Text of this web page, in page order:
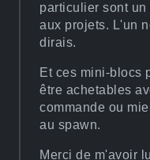
particulier sont
aux projets. L'un
dirais.
Et ces mini-blocs
être achetables
commande ou
au spawn.
Merci de m'avoir